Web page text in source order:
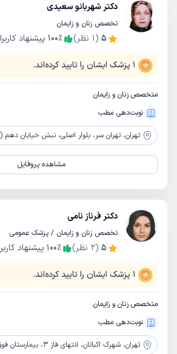
دکتر شهربانو سعیدی
تخصص زنان و زایمان
5
(
1 نظر) 100٪ پیشنهاد
1 پزشک ایشان را تایید کرده‌اند.
متخصص زنان و زایمان
نوبت‌دهی مطب
تهران،تهران سر، بلوار اصلی، نبش خیابان دهم (واحدی )،
مشاهده پروفایل
دکتر فرناز نامی
تخصص زنان و زایمان / پزشک عمومی
5
(
2 نظر) 100٪ پیشنهاد
1 پزشک ایشان را تایید کرده‌اند.
متخصص زنان و زایمان
نوبت‌دهی مطب
تهران، شهرک اکباتان، انتهای فاز 3، بیمارستان فوق تخصصی صارم